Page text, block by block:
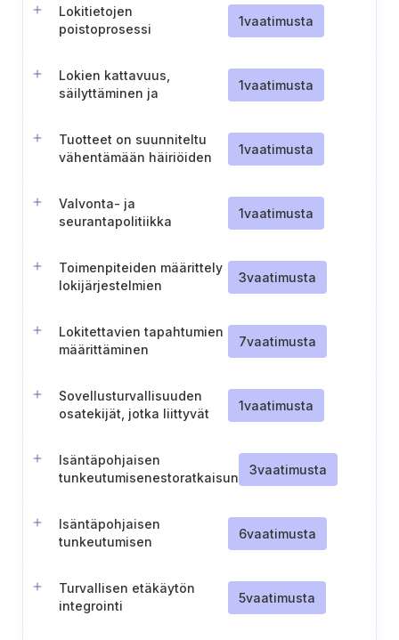
Lokitietojen
poistoprosessi
1vaatimusta
Lokien kattavuus,
säilyttäminen ja
1vaatimusta
Tuotteet on suunniteltu
vähentämään häiriöiden
1vaatimusta
Valvonta- ja
seurantapolitiikka
1vaatimusta
Toimenpiteiden määrittely
lokijärjestelmien
3vaatimusta
Lokitettavien tapahtumien
määrittäminen
7vaatimusta
Sovellusturvallisuuden
osatekijät, jotka liittyvät
hyödyntämiseen
1vaatimusta
Isäntäpohjaisen
tunkeutumisenestoratkaisun
3vaatimusta
Isäntäpohjaisen
tunkeutumisen
6vaatimusta
Turvallisen etäkäytön
integrointi
5vaatimusta